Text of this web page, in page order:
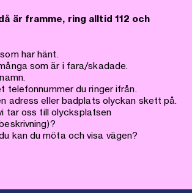
är framme, ring alltid 112 och
har hänt.
som är i fara/skadade.
telefonnummer du ringer ifrån.
adress eller badplats olyckan skett på.
tar oss till olycksplatsen
kan du möta och visa vägen?